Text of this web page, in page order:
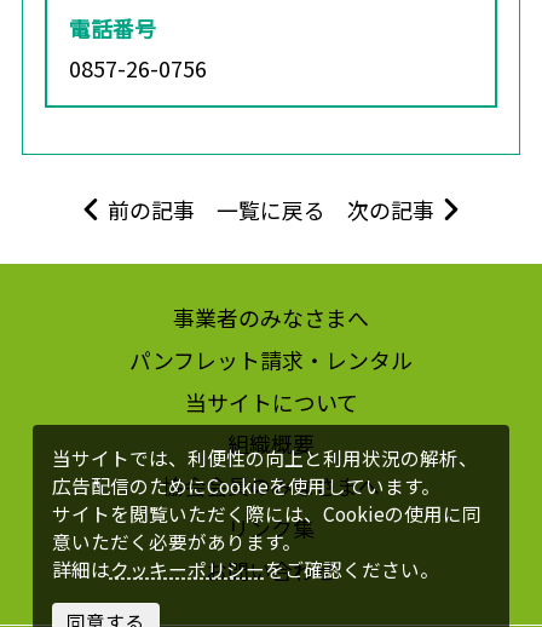
電話番号
0857-26-0756
前の記事 一覧に戻る 次の記事
事業者のみなさまへ
パンフレット請求・レンタル
当サイトについて
組織概要
協会会員のみなさまへ
リンク集
お問い合わせ
当サイトでは、利便性の向上と利用状況の解析、
広告配信のためにCookieを使用しています。
サイトを閲覧いただく際には、Cookieの使用に同
意いただく必要があります。
詳細はクッキーポリシーをご確認ください。
同意する